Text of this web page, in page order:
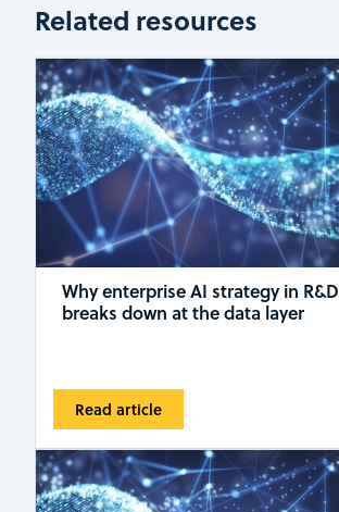
Related resources
Why enterprise AI strategy in R&D
breaks down at the data layer
Read article